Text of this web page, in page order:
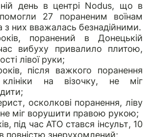
день в центрі Nodus, що в
27 пораненим воїнам
них вважалась безнадійними.
, поранений в Донецькій
вибуху привалило плитою,
лівої руки;
, після важкого поранення
на візочку, не міг
осколкові поранення, ліву
міг ворушити правою рукою;
, під час АТО стався інсульт, 10